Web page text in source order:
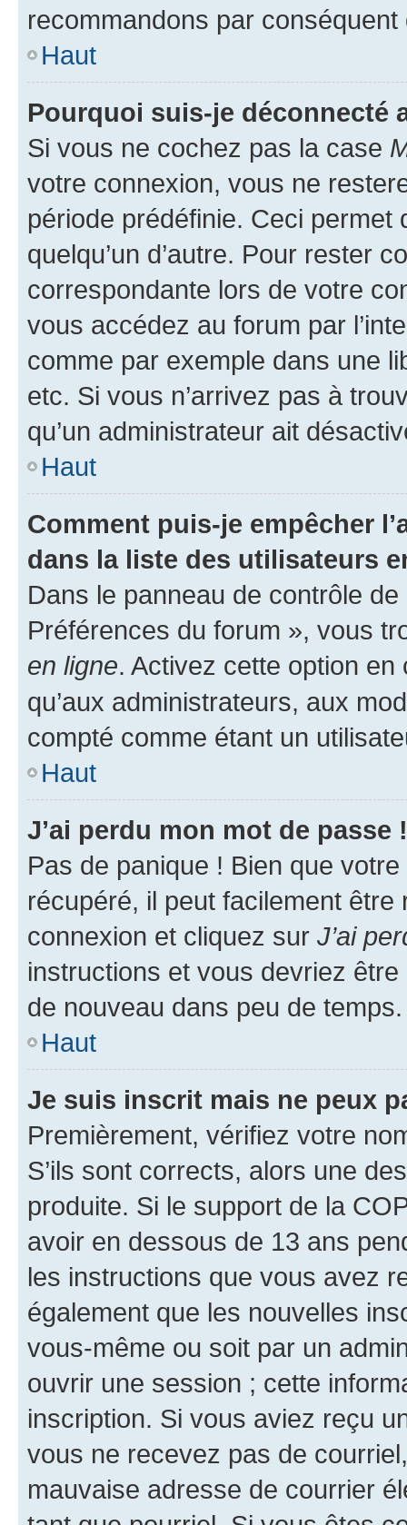
recommandons par conséquent
Haut
Pourquoi suis-je déconnecté
Si vous ne cochez pas la case
votre connexion, vous ne
période prédéfinie. Ceci permet
quelqu’un d’autre. Pour rester
correspondante lors de votre
vous accédez au forum par
comme par exemple dans une
etc. Si vous n’arrivez pas à
qu’un administrateur ait
Haut
Comment puis-je empêcher
dans la liste des utilisateurs
Dans le panneau de contrôle
Préférences du forum », vous
en ligne. Activez cette option
qu’aux administrateurs, aux
compté comme étant un
Haut
J’ai perdu mon mot de passe !
Pas de panique ! Bien que
récupéré, il peut facilement
connexion et cliquez sur J’ai
instructions et vous devriez
de nouveau dans peu de temps.
Haut
Je suis inscrit mais ne peux
Premièrement, vérifiez votre
S’ils sont corrects, alors une
produite. Si le support de la
avoir en dessous de 13 ans
les instructions que vous avez
également que les nouvelles
vous-même ou soit par un
ouvrir une session ; cette
inscription. Si vous aviez reçu
vous ne recevez pas de
mauvaise adresse de courrier